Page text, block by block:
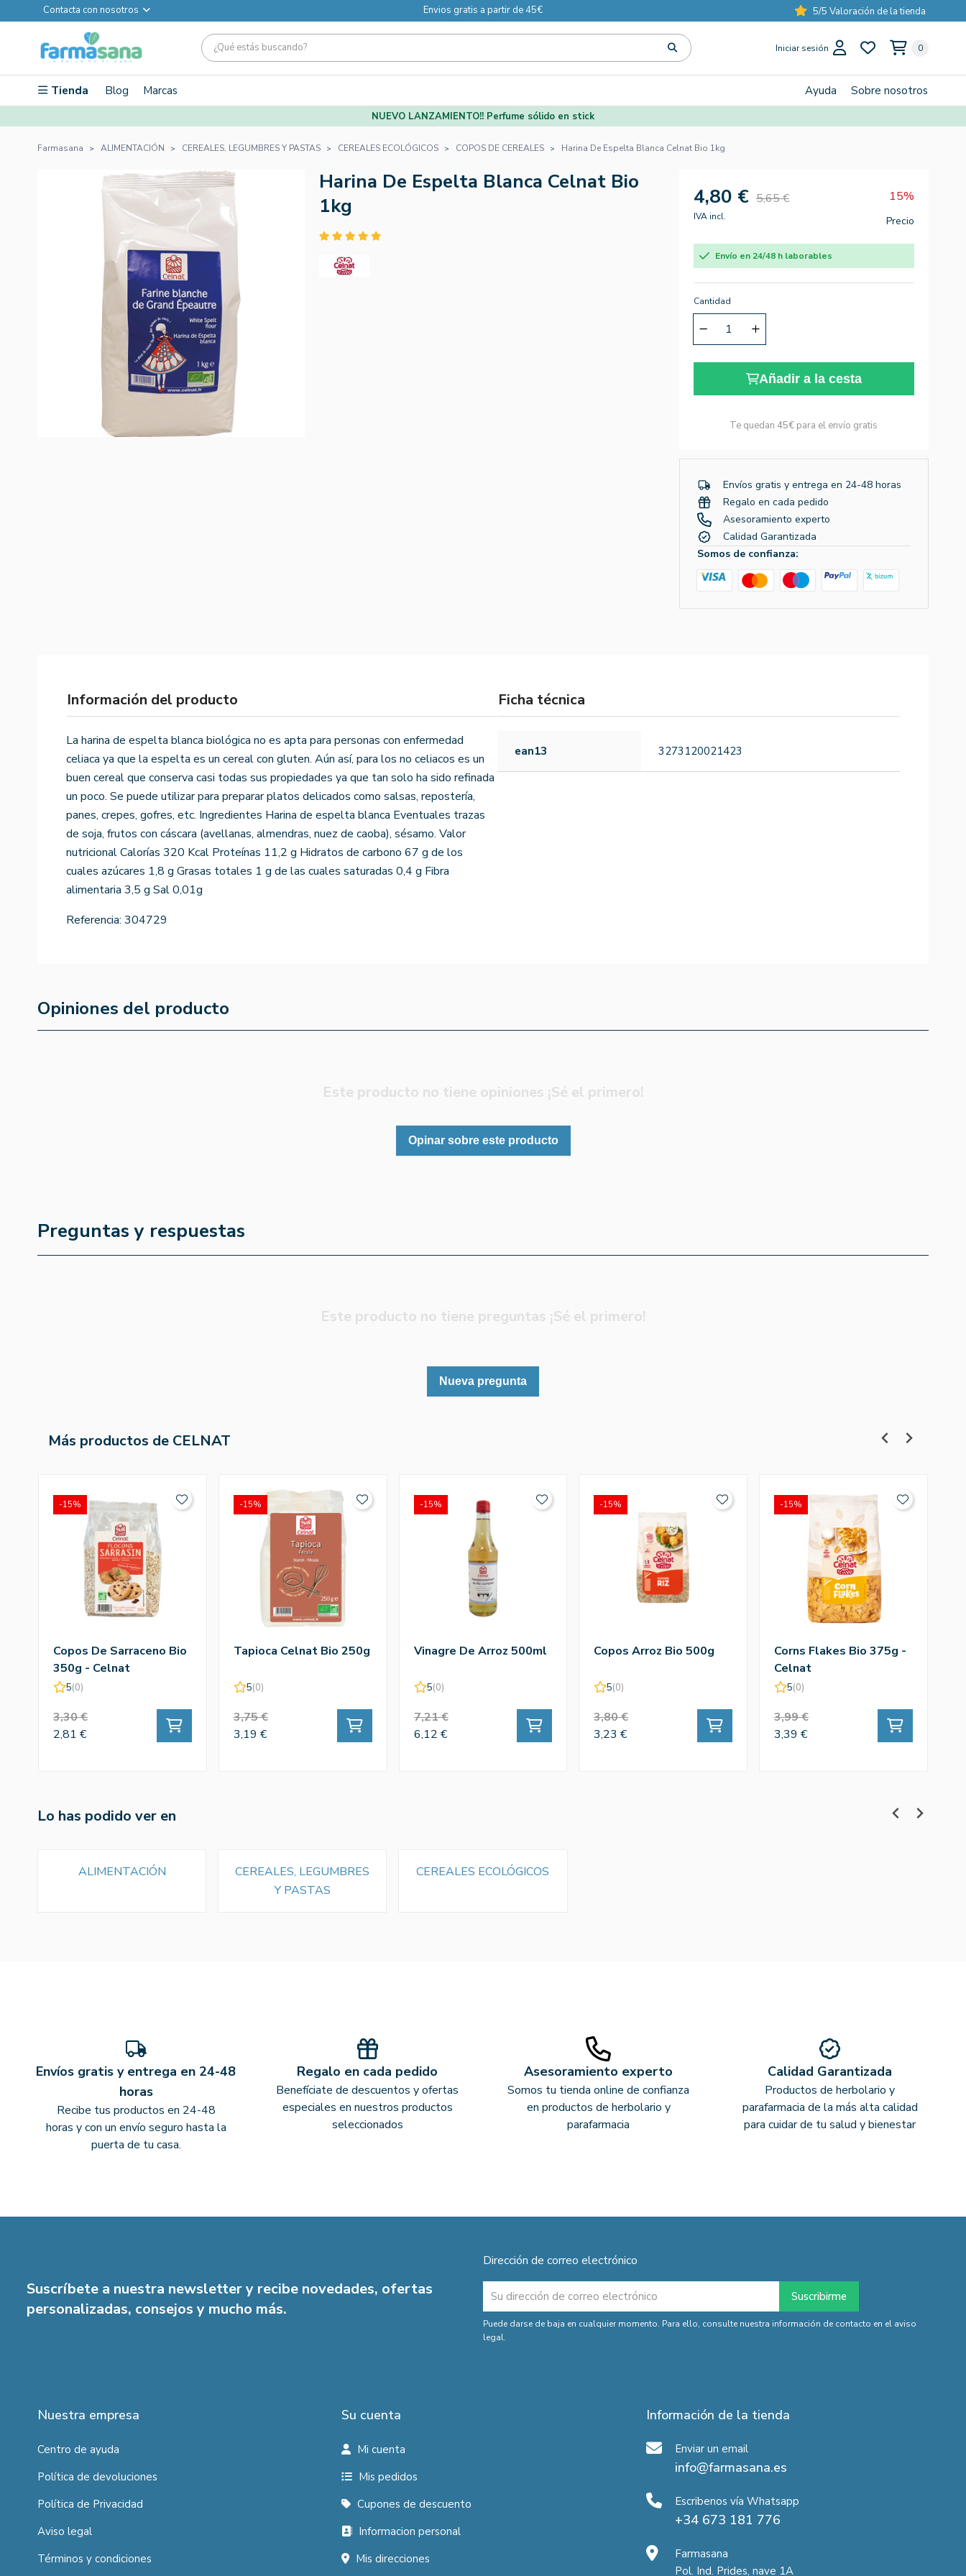
Contacta con nosotros Envios gratis a partir de 45€ 5/5 Valoración de la tienda
Iniciar sesión 0
Tienda Blog Marcas Ayuda Sobre nosotros
NUEVO LANZAMIENTO!! Perfume sólido en stick
Farmasana ALIMENTACIÓN CEREALES, LEGUMBRES Y PASTAS CEREALES ECOLÓGICOS COPOS DE CEREALES Harina De Espelta Blanca Celnat Bio 1kg
Harina De Espelta Blanca Celnat Bio
1kg
4,80 € 5,65 € 15%
IVA incl. Precio
Envío en 24/48 h laborables
Cantidad
Añadir a la cesta
Te quedan 45€ para el envío gratis
Envíos gratis y entrega en 24-48 horas
Regalo en cada pedido
Asesoramiento experto
Calidad Garantizada
Somos de confianza:
Información del producto
La harina de espelta blanca biológica no es apta para personas con enfermedad
celiaca ya que la espelta es un cereal con gluten. Aún así, para los no celiacos es un
buen cereal que conserva casi todas sus propiedades ya que tan solo ha sido refinada
un poco. Se puede utilizar para preparar platos delicados como salsas, repostería,
panes, crepes, gofres, etc. Ingredientes Harina de espelta blanca Eventuales trazas
de soja, frutos con cáscara (avellanas, almendras, nuez de caoba), sésamo. Valor
nutricional Calorías 320 Kcal Proteínas 11,2 g Hidratos de carbono 67 g de los
cuales azúcares 1,8 g Grasas totales 1 g de las cuales saturadas 0,4 g Fibra
alimentaria 3,5 g Sal 0,01g
Referencia: 304729
Ficha técnica
ean13 3273120021423
Opiniones del producto
Este producto no tiene opiniones ¡Sé el primero!
Opinar sobre este producto
Preguntas y respuestas
Este producto no tiene preguntas ¡Sé el primero!
Nueva pregunta
Más productos de CELNAT
Copos De Sarraceno Bio
350g - Celnat
5(0)
3,30 €
2,81 €
-15%
Tapioca Celnat Bio 250g
5(0)
3,75 €
3,19 €
-15%
Vinagre De Arroz 500ml
5(0)
7,21 €
6,12 €
-15%
Copos Arroz Bio 500g
5(0)
3,80 €
3,23 €
-15%
Corns Flakes Bio 375g -
Celnat
5(0)
3,99 €
3,39 €
-15%
Lo has podido ver en
ALIMENTACIÓN
CEREALES, LEGUMBRES
Y PASTAS
CEREALES ECOLÓGICOS
Envíos gratis y entrega en 24-48
horas
Recibe tus productos en 24-48
horas y con un envío seguro hasta la
puerta de tu casa.
Regalo en cada pedido
Benefíciate de descuentos y ofertas
especiales en nuestros productos
seleccionados
Asesoramiento experto
Somos tu tienda online de confianza
en productos de herbolario y
parafarmacia
Calidad Garantizada
Productos de herbolario y
parafarmacia de la más alta calidad
para cuidar de tu salud y bienestar
Suscríbete a nuestra newsletter y recibe novedades, ofertas
personalizadas, consejos y mucho más.
Dirección de correo electrónico
Puede darse de baja en cualquier momento. Para ello, consulte nuestra información de contacto en el aviso
legal.
Nuestra empresa
Centro de ayuda
Política de devoluciones
Política de Privacidad
Aviso legal
Términos y condiciones
Su cuenta
Mi cuenta
Mis pedidos
Cupones de descuento
Informacion personal
Mis direcciones
Información de la tienda
Enviar un email
info@farmasana.es
Escribenos vía Whatsapp
+34 673 181 776
Farmasana
Pol. Ind. Prides, nave 1A